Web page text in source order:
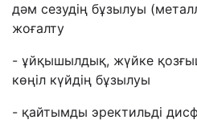
дәм сезудің бұзылуы
жоғалту
- ұйқышылдық, жүйке
көңіл күйдің бұзылуы
- қайтымды эректильді